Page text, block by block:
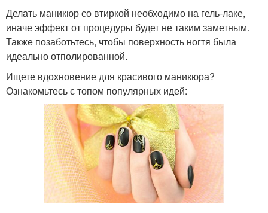
Делать маникюр со втиркой необходимо на гель-лаке,
иначе эффект от процедуры будет не таким заметным.
Также позаботьтесь, чтобы поверхность ногтя была
идеально отполированной.
Ищете вдохновение для красивого маникюра?
Ознакомьтесь с топом популярных идей: